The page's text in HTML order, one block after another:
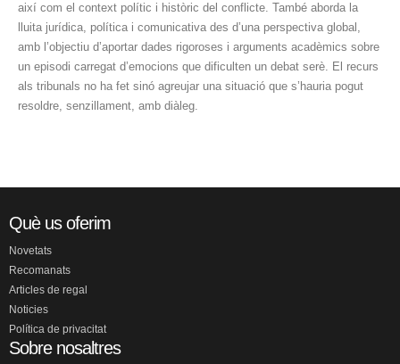
així com el context polític i històric del conflicte. També aborda la
lluita jurídica, política i comunicativa des d’una perspectiva global,
amb l’objectiu d’aportar dades rigoroses i arguments acadèmics sobre
un episodi carregat d’emocions que dificulten un debat serè. El recurs
als tribunals no ha fet sinó agreujar una situació que s’hauria pogut
resoldre, senzillament, amb diàleg.
Què us oferim
Novetats
Recomanats
Articles de regal
Noticies
Política de privacitat
Sobre nosaltres